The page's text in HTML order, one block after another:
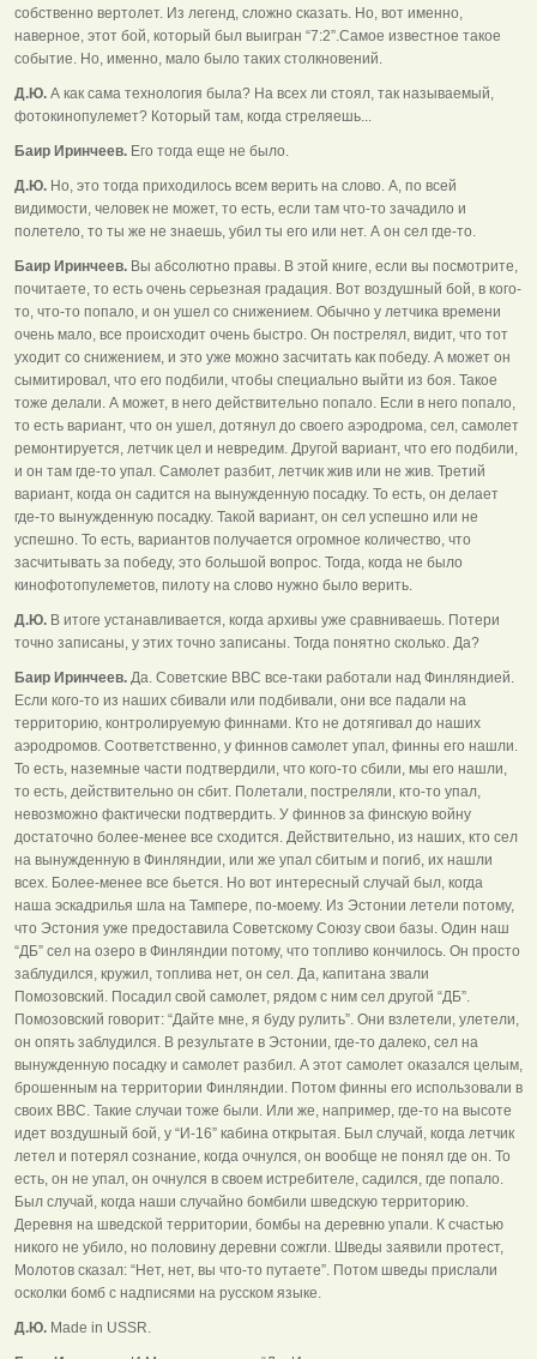
собственно вертолет. Из легенд, сложно сказать. Но, вот именно,
наверное, этот бой, который был выигран “7:2”.Самое известное такое
событие. Но, именно, мало было таких столкновений.
Д.Ю. А как сама технология была? На всех ли стоял, так называемый,
фотокинопулемет? Который там, когда стреляешь...
Баир Иринчеев. Его тогда еще не было.
Д.Ю. Но, это тогда приходилось всем верить на слово. А, по всей
видимости, человек не может, то есть, если там что-то зачадило и
полетело, то ты же не знаешь, убил ты его или нет. А он сел где-то.
Баир Иринчеев. Вы абсолютно правы. В этой книге, если вы посмотрите,
почитаете, то есть очень серьезная градация. Вот воздушный бой, в кого-
то, что-то попало, и он ушел со снижением. Обычно у летчика времени
очень мало, все происходит очень быстро. Он пострелял, видит, что тот
уходит со снижением, и это уже можно засчитать как победу. А может он
сымитировал, что его подбили, чтобы специально выйти из боя. Такое
тоже делали. А может, в него действительно попало. Если в него попало,
то есть вариант, что он ушел, дотянул до своего аэродрома, сел, самолет
ремонтируется, летчик цел и невредим. Другой вариант, что его подбили,
и он там где-то упал. Самолет разбит, летчик жив или не жив. Третий
вариант, когда он садится на вынужденную посадку. То есть, он делает
где-то вынужденную посадку. Такой вариант, он сел успешно или не
успешно. То есть, вариантов получается огромное количество, что
засчитывать за победу, это большой вопрос. Тогда, когда не было
кинофотопулеметов, пилоту на слово нужно было верить.
Д.Ю. В итоге устанавливается, когда архивы уже сравниваешь. Потери
точно записаны, у этих точно записаны. Тогда понятно сколько. Да?
Баир Иринчеев. Да. Советские ВВС все-таки работали над Финляндией.
Если кого-то из наших сбивали или подбивали, они все падали на
территорию, контролируемую финнами. Кто не дотягивал до наших
аэродромов. Соответственно, у финнов самолет упал, финны его нашли.
То есть, наземные части подтвердили, что кого-то сбили, мы его нашли,
то есть, действительно он сбит. Полетали, постреляли, кто-то упал,
невозможно фактически подтвердить. У финнов за финскую войну
достаточно более-менее все сходится. Действительно, из наших, кто сел
на вынужденную в Финляндии, или же упал сбитым и погиб, их нашли
всех. Более-менее все бьется. Но вот интересный случай был, когда
наша эскадрилья шла на Тампере, по-моему. Из Эстонии летели потому,
что Эстония уже предоставила Советскому Союзу свои базы. Один наш
“ДБ” сел на озеро в Финляндии потому, что топливо кончилось. Он просто
заблудился, кружил, топлива нет, он сел. Да, капитана звали
Помозовский. Посадил свой самолет, рядом с ним сел другой “ДБ”.
Помозовский говорит: “Дайте мне, я буду рулить”. Они взлетели, улетели,
он опять заблудился. В результате в Эстонии, где-то далеко, сел на
вынужденную посадку и самолет разбил. А этот самолет оказался целым,
брошенным на территории Финляндии. Потом финны его использовали в
своих ВВС. Такие случаи тоже были. Или же, например, где-то на высоте
идет воздушный бой, у “И-16” кабина открытая. Был случай, когда летчик
летел и потерял сознание, когда очнулся, он вообще не понял где он. То
есть, он не упал, он очнулся в своем истребителе, садился, где попало.
Был случай, когда наши случайно бомбили шведскую территорию.
Деревня на шведской территории, бомбы на деревню упали. К счастью
никого не убило, но половину деревни сожгли. Шведы заявили протест,
Молотов сказал: “Нет, нет, вы что-то путаете”. Потом шведы прислали
осколки бомб с надписями на русском языке.
Д.Ю. Made in USSR.